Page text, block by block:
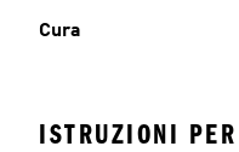
Cura
ISTRUZIONI